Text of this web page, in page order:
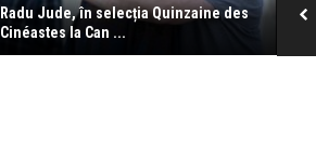
Radu Jude, în selecția Quinzaine des
Cinéastes la Can ...